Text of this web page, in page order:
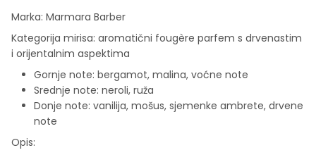
Marka: Marmara Barber
Kategorija mirisa: aromatični fougère parfem s drvenastim
i orijentalnim aspektima
Gornje note: bergamot, malina, voćne note
Srednje note: neroli, ruža
Donje note: vanilija, mošus, sjemenke ambrete, drvene
note
Opis: